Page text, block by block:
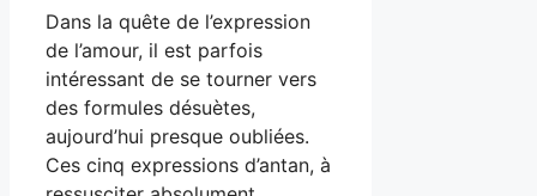
Dans la quête de l’expression
de l’amour, il est parfois
intéressant de se tourner vers
des formules désuètes,
aujourd’hui presque oubliées.
Ces cinq expressions d’antan, à